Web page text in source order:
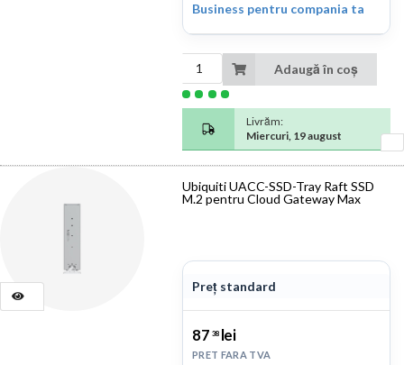
Business pentru compania ta
Adaugă în coș
Livrăm:
Miercuri, 19 august
Ubiquiti UACC-SSD-Tray Raft SSD
M.2 pentru Cloud Gateway Max
Preț standard
87 38lei
PRET FARA TVA